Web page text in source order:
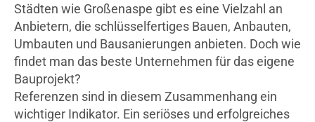
Städten wie Großenaspe gibt es eine Vielzahl an
Anbietern, die schlüsselfertiges Bauen, Anbauten,
Umbauten und Bausanierungen anbieten. Doch wie
findet man das beste Unternehmen für das eigene
Bauprojekt?
Referenzen sind in diesem Zusammenhang ein
wichtiger Indikator. Ein seriöses und erfolgreiches